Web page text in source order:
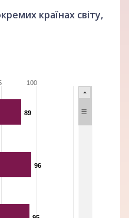
країнах світу,
89
89
96
96
100